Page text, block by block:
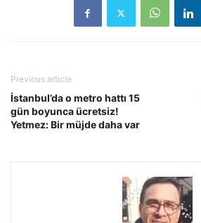
Previous article
İstanbul’da o metro hattı 15
gün boyunca ücretsiz!
Yetmez: Bir müjde daha var